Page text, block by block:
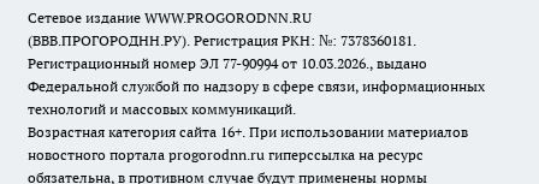
Сетевое издание WWW.PROGORODNN.RU
(ВВВ.ПРОГОРОДНН.РУ). Регистрация РКН: №: 7378360181.
Регистрационный номер ЭЛ 77-90994 от 10.03.2026., выдано
Федеральной службой по надзору в сфере связи, информационных
технологий и массовых коммуникаций.
Возрастная категория сайта 16+. При использовании материалов
новостного портала progorodnn.ru гиперссылка на ресурс
обязательна, в противном случае будут применены нормы